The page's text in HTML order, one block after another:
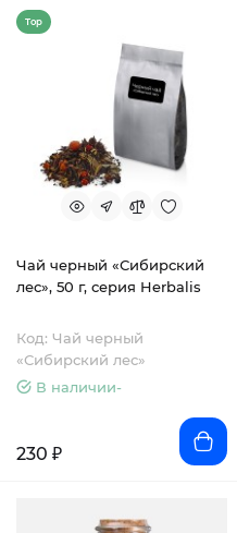
Top
Чай черный «Сибирский
лес», 50 г, серия Herbalis
Код: Чай черный
«Сибирский лес»
В наличии-
230 ₽